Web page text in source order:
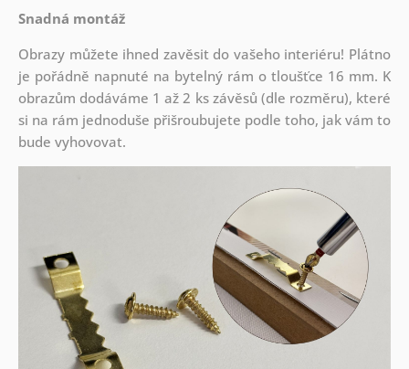
Snadná montáž
Obrazy můžete ihned zavěsit do vašeho interiéru! Plátno
je pořádně napnuté na bytelný rám o tloušťce 16 mm. K
obrazům dodáváme 1 až 2 ks závěsů (dle rozměru), které
si na rám jednoduše přišroubujete podle toho, jak vám to
bude vyhovovat.